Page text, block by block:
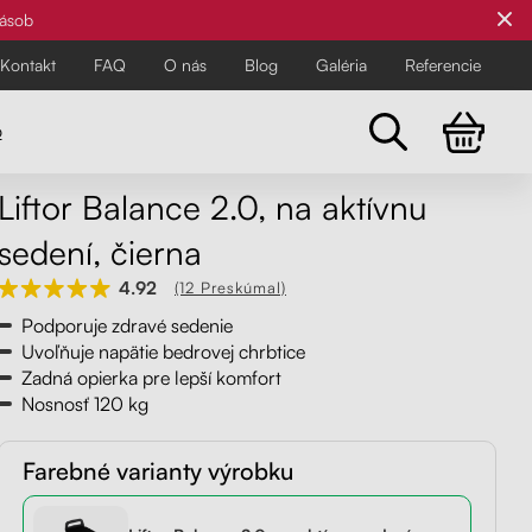
Kontakt FAQ O nás Blog Galéria Referencie
Všetky stoličky
Objavte všetky kancelárske a
balančné stoličky Liftor pre zdravší
a pohodlnejší pracovný deň.
Liftor Balance 2.0, na aktívnu
sedení, čierna
4.92 (12 Preskúmal)
Podporuje zdravé sedenie
Uvoľňuje napätie bedrovej chrbtice
Zadná opierka pre lepší komfort
Nosnosť 120 kg
Farebné varianty výrobku